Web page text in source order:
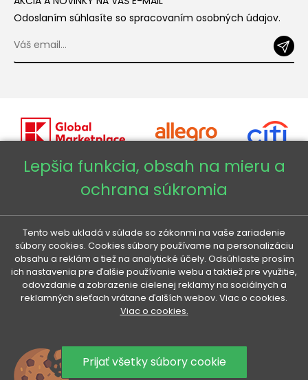
Odoslaním súhlasíte so spracovaním osobných údajov.
Copyright © 2026 - Veneti™
Veneti SK
Veneti CZ
Veneti DE
Lepšia funkcia, obsah na mieru a
ochrana súkromia
Tento web ukladá v súlade so zákonmi na vaše zariadenie
súbory cookies. Cookies súbory používame na personalizáciu
obsahu a reklám a tiež na analytické účely. Odsúhlaste prosím
ich nastavenia pre ďalšie používanie webu a taktiež pre využitie,
odovzdanie a zobrazenie cielenej reklamy na sociálnych a
reklamných sieťach vrátane ďalších webov. Viac o cookies.
Viac o cookies.
Prijať všetky súbory cookie